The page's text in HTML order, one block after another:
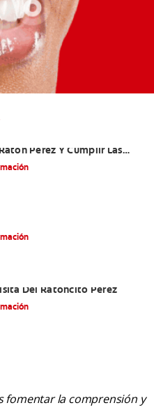
Pérez Y Cumplir Las
De Su Hijo/A
Del Ratoncito Pérez
fomentar la comprensión y